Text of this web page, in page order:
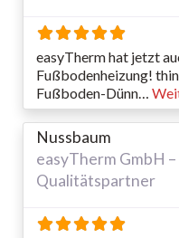
easyTherm hat jetzt
Fußbodenheizung!
Fußboden-Dünn…
Nussbaum
easyTherm GmbH
Qualitätspartner